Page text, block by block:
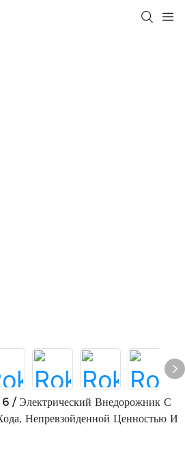
Электрический Внедорожник С
Непревзойденной Ценностью И